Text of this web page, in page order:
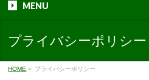
MENU
プライバシーポリシー
HOME » プライバシーポリシー